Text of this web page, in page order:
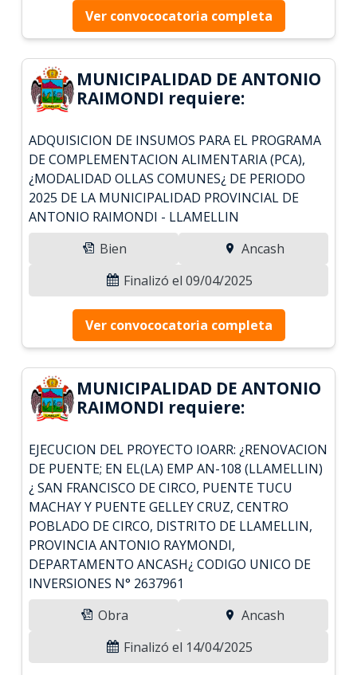
Ver convococatoria completa
MUNICIPALIDAD DE ANTONIO
RAIMONDI requiere:
ADQUISICION DE INSUMOS PARA EL PROGRAMA
DE COMPLEMENTACION ALIMENTARIA (PCA),
¿MODALIDAD OLLAS COMUNES¿ DE PERIODO
2025 DE LA MUNICIPALIDAD PROVINCIAL DE
ANTONIO RAIMONDI - LLAMELLIN
Bien
Ancash
Finalizó el 09/04/2025
Ver convococatoria completa
MUNICIPALIDAD DE ANTONIO
RAIMONDI requiere:
EJECUCION DEL PROYECTO IOARR: ¿RENOVACION
DE PUENTE; EN EL(LA) EMP AN-108 (LLAMELLIN)
¿ SAN FRANCISCO DE CIRCO, PUENTE TUCU
MACHAY Y PUENTE GELLEY CRUZ, CENTRO
POBLADO DE CIRCO, DISTRITO DE LLAMELLIN,
PROVINCIA ANTONIO RAYMONDI,
DEPARTAMENTO ANCASH¿ CODIGO UNICO DE
INVERSIONES N° 2637961
Obra
Ancash
Finalizó el 14/04/2025